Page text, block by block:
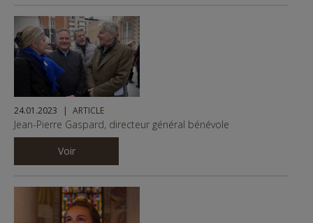
24.01.2023 ARTICLE
Jean-Pierre Gaspard, directeur général bénévole
Voir